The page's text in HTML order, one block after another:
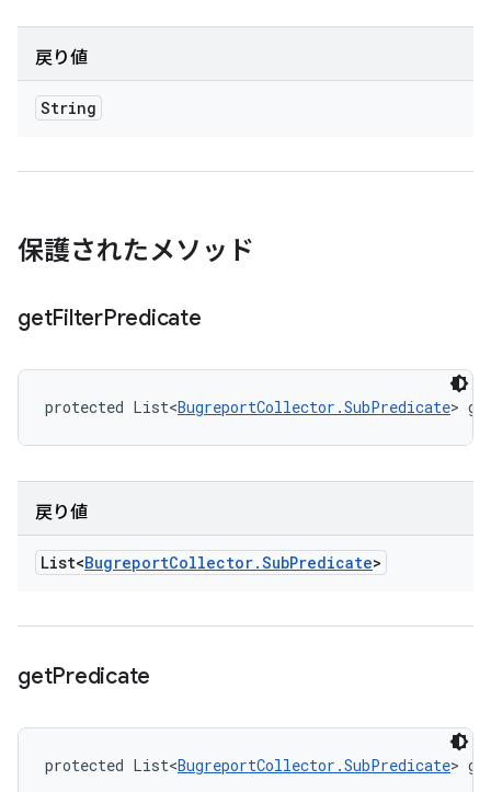
戻り値
String
保護されたメソッド
getFilterPredicate
protected List<BugreportCollector.SubPredicate>
戻り値
List<BugreportCollector.SubPredicate>
getPredicate
protected List<BugreportCollector.SubPredicate>